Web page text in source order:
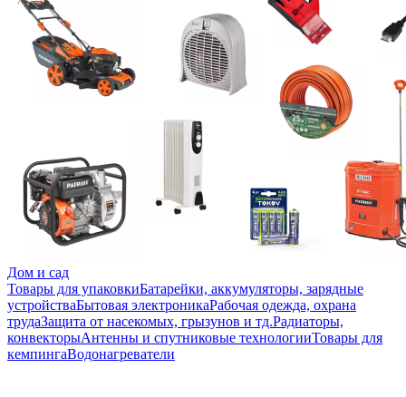
Дом и сад
Товары для упаковкиБатарейки, аккумуляторы, зарядные
устройстваБытовая электроникаРабочая одежда, охрана
трудаЗащита от насекомых, грызунов и тд.Радиаторы,
конвекторыАнтенны и спутниковые технологииТовары для
кемпингаВодонагреватели